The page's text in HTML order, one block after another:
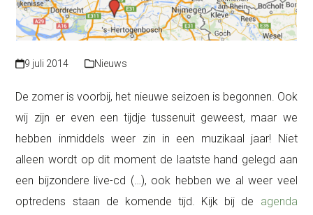
9 juli 2014 Nieuws
De zomer is voorbij, het nieuwe seizoen is begonnen. Ook
wij zijn er even een tijdje tussenuit geweest, maar we
hebben inmiddels weer zin in een muzikaal jaar! Niet
alleen wordt op dit moment de laatste hand gelegd aan
een bijzondere live-cd (…), ook hebben we al weer veel
optredens staan de komende tijd. Kijk bij de agenda